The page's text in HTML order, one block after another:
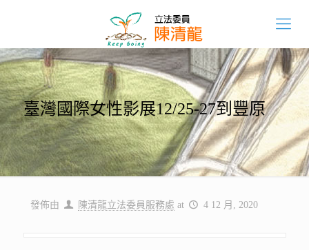
臺灣國際女性影展12/25-27到豐原
發佈由 陳清龍立法委員服務處 at 4 12 月, 2020